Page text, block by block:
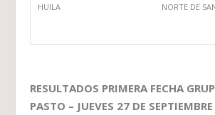
HUILA NORTE DE
RESULTADOS PRIMERA FECHA
PASTO – JUEVES 27 DE